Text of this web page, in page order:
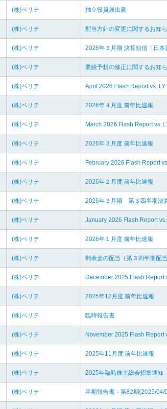
(株)ベリテ 独立役員届出書
(株)ベリテ 配当方針の変更に関するお知
(株)ベリテ 2026年３月期 決算短信〔日本
(株)ベリテ 業績予想の修正に関するお知
(株)ベリテ April 2026 Flash Report vs. LY
(株)ベリテ 2026年４月度 前年比速報
(株)ベリテ March 2026 Flash Report vs.
(株)ベリテ 2026年３月度 前年比速報
(株)ベリテ February 2026 Flash Report
(株)ベリテ 2026年２月度 前年比速報
(株)ベリテ 2026年３月期 第３四半期決
(株)ベリテ January 2026 Flash Report
(株)ベリテ 2026年１月度 前年比速報
(株)ベリテ 剰余金の配当（第３四半期配
(株)ベリテ December 2025 Flash Report
(株)ベリテ 2025年12月度 前年比速報
(株)ベリテ 臨時報告書
(株)ベリテ November 2025 Flash Report
(株)ベリテ 2025年11月度 前年比速報
(株)ベリテ 2025年臨時株主総会招集通知
(株)ベリテ 半期報告書－第82期(2025/